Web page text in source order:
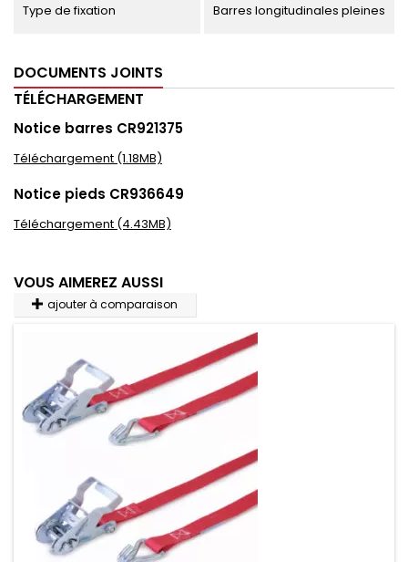
Type de fixation Barres longitudinales pleines
DOCUMENTS JOINTS
TÉLÉCHARGEMENT
Notice barres CR921375
Téléchargement (1.18MB)
Notice pieds CR936649
Téléchargement (4.43MB)
VOUS AIMEREZ AUSSI
ajouter à comparaison